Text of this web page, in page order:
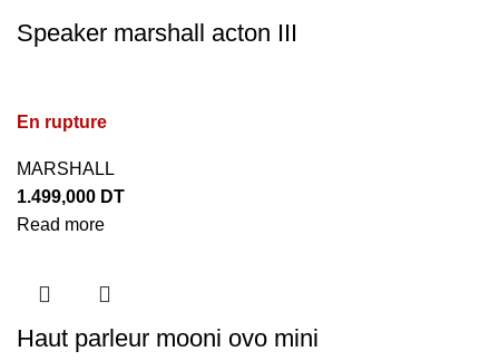
Speaker marshall acton III
En rupture
MARSHALL
1.499,000 DT
Read more
Haut parleur mooni ovo mini